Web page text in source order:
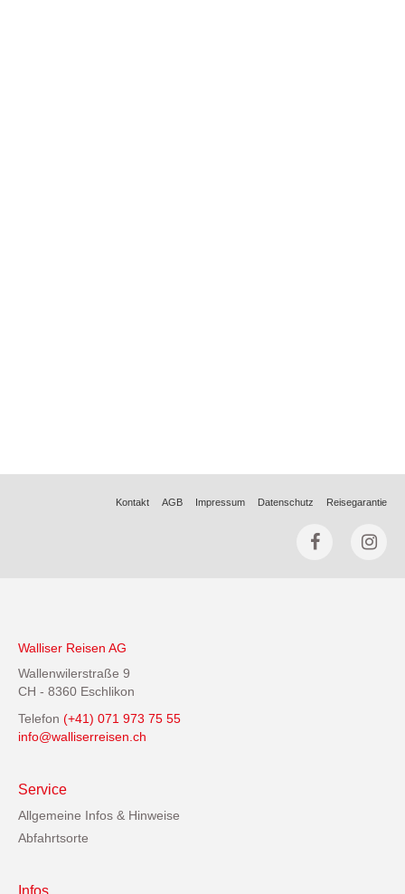
Kontakt AGB Impressum Datenschutz Reisegarantie
Walliser Reisen AG
Wallenwilerstraße 9
CH - 8360 Eschlikon
Telefon (+41) 071 973 75 55
info@walliserreisen.ch
Service
Allgemeine Infos & Hinweise
Abfahrtsorte